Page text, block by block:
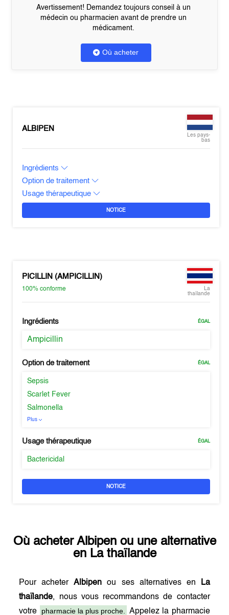
Avertissement! Demandez toujours conseil à un
médecin ou pharmacien avant de prendre un
médicament.
Où acheter
ALBIPEN
Les pays-
bas
Ingrédients
Option de traitement
Usage thérapeutique
NOTICE
PICILLIN (AMPICILLIN)
100%conforme
La
thaïlande
Ingrédients ÉGAL
Ampicillin
Option de traitement ÉGAL
Sepsis
Scarlet Fever
Salmonella
Plus
Usage thérapeutique ÉGAL
Bactericidal
NOTICE
Où acheter Albipenou une alternative
en La thaïlande
Pour acheterAlbipen ou ses alternatives en
La
thaïlande, nous vous recommandons de contacter
votre
pharmacie la plus proche. Appelez la pharmacie